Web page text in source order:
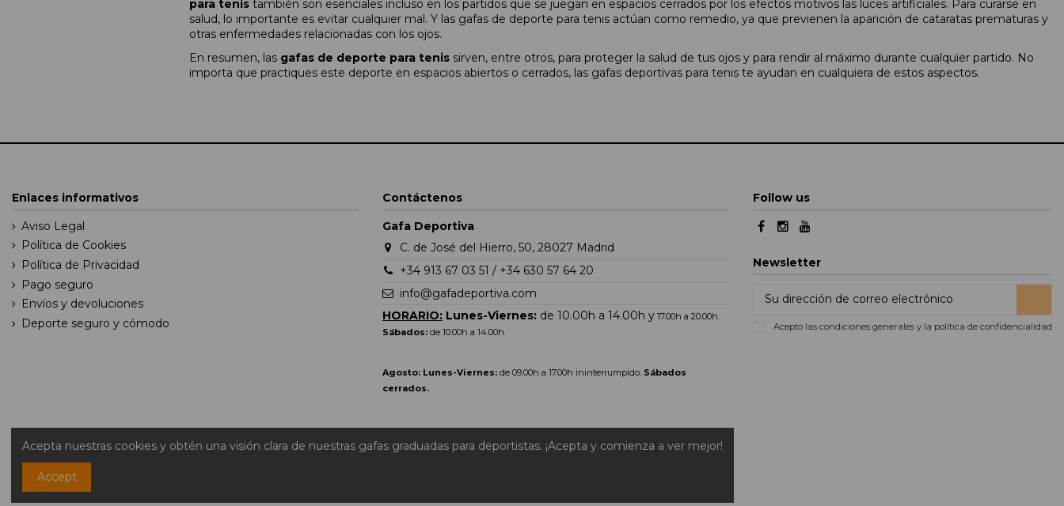
para tenis también son esenciales incluso en los partidos que se juegan en espacios cerrados por los efectos motivos las luces artificiales. Para curarse en
salud, lo importante es evitar cualquier mal. Y las gafas de deporte para tenis actúan como remedio, ya que previenen la aparición de cataratas prematuras y
otras enfermedades relacionadas con los ojos.
En resumen, las gafas de deporte para tenis sirven, entre otros, para proteger la salud de tus ojos y para rendir al máximo durante cualquier partido. No
importa que practiques este deporte en espacios abiertos o cerrados, las gafas deportivas para tenis te ayudan en cualquiera de estos aspectos.
Enlaces informativos
Aviso Legal
Política de Cookies
Política de Privacidad
Pago seguro
Envíos y devoluciones
Deporte seguro y cómodo
Contáctenos
Gafa Deportiva
C. de José del Hierro, 50, 28027 Madrid
+34 913 67 03 51 / +34 630 57 64 20
info@gafadeportiva.com
HORARIO: Lunes-Viernes: de 10.00h a 14.00h y 17.00h a 20.00h.
Sábados: de 10.00h a 14.00h.
Agosto: Lunes-Viernes: de 09.00h a 17.00h ininterrumpido. Sábados
cerrados.
Follow us
Newsletter
Acepto las condiciones generales y la política de confidencialidad
Acepta nuestras cookies y obtén una visión clara de nuestras gafas graduadas para deportistas. ¡Acepta y comienza a ver mejor!
Accept